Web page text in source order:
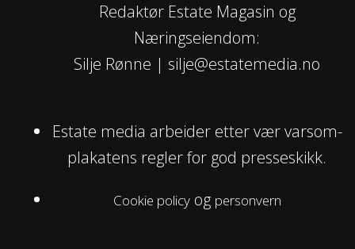
Redaktør Estate Magasin og
Næringseiendom:
Silje Rønne | silje@estatemedia.no
Estate media arbeider etter vær varsom-
plakatens regler for god presseskikk.
Cookie policyog personvern